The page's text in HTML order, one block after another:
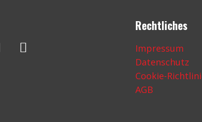
Rechtliches
Impressum
Datenschutz
Cookie-
AGB